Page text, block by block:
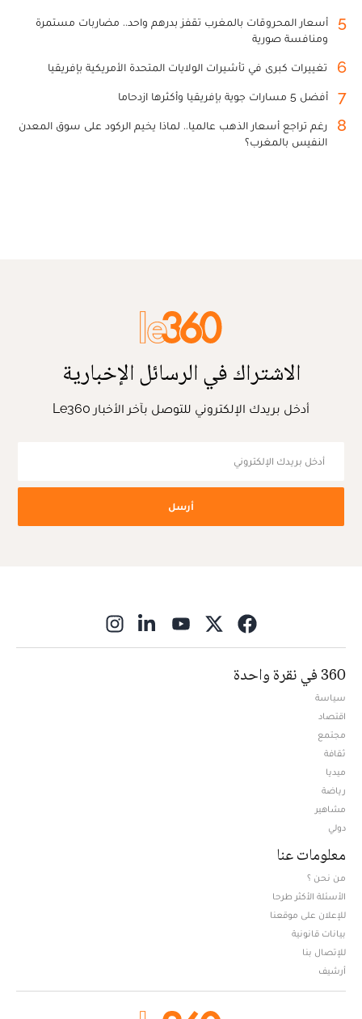
5
أسعار المحروقات بالمغرب تقفز بدرهم واحد.. مضاربات مستمرة
ومنافسة صورية
6 تغييرات كبرى في تأشيرات الولايات المتحدة الأمريكية بإفريقيا
7 أفضل 5 مسارات جوية بإفريقيا وأكثرها ازدحاما
8
رغم تراجع أسعار الذهب عالميا.. لماذا يخيم الركود على سوق المعدن
النفيس بالمغرب؟
الاشتراك في الرسائل الإخبارية
أدخل بريدك الإلكتروني للتوصل بآخر الأخبار Le360
أرسل
360 في نقرة واحدة
سياسة
اقتصاد
مجتمع
ثقافة
ميديا
رياضة
مشاهير
دولي
معلومات عنا
من نحن ؟
الأسئلة الأكثر طرحا
للإعلان على موقعنا
بيانات قانونية
للإتصال بنا
أرشيف